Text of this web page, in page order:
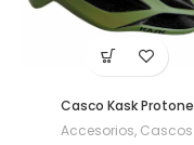
Casco Kask Protone
Accesorios, Cascos